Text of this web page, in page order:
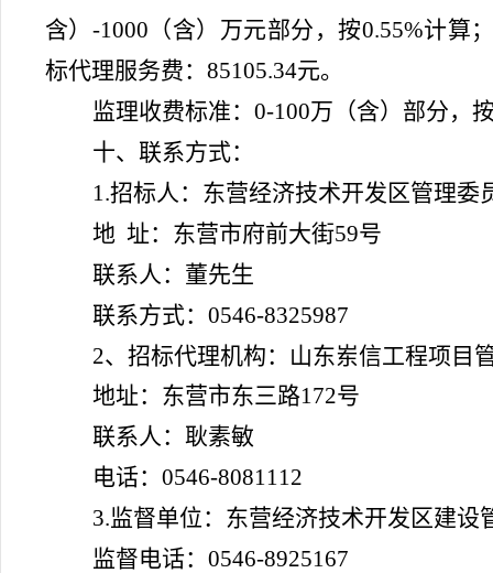
含）-1000（含）万元部分，按0.55%计算
标代理服务费： 85105.34元。
监理收费标准： 0-100万（含）部分，
十、联系方式：
1.招标人：东营经济技术开发区管理委
地 址：东营市府前大街59号
联系人：董先生
联系方式： 0546-8325987
2、 招标代理机构：山东岽信工程项目
地址：东营市东三路172号
联系人：耿素敏
电话： 0546-8081112
3.监督单位：东营经济技术开发区建设
监督电话： 0546-8925167